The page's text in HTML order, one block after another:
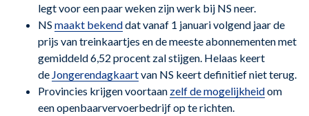
legt voor een paar weken zijn werk bij NS neer.
NS maakt bekenddat vanaf 1 januari volgend jaar de
prijs van treinkaartjes en de meeste abonnementen met
gemiddeld 6,52 procent zal stijgen. Helaas keert
de Jongerendagkaartvan NS keert definitief niet terug.
Provincies krijgen voortaan zelf de mogelijkheidom
een openbaarvervoerbedrijf op te richten.